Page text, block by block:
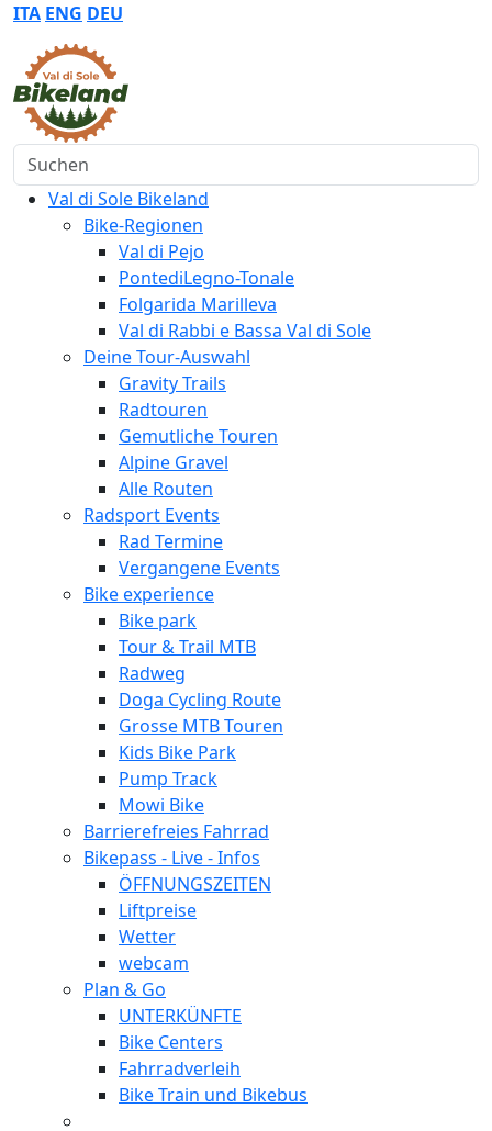
ITA ENG DEU
Suchen
Val di Sole Bikeland
Bike-Regionen
Val di Pejo
PontediLegno-Tonale
Folgarida Marilleva
Val di Rabbi e Bassa Val di Sole
Deine Tour-Auswahl
Gravity Trails
Radtouren
Gemutliche Touren
Alpine Gravel
Alle Routen
Radsport Events
Rad Termine
Vergangene Events
Bike experience
Bike park
Tour & Trail MTB
Radweg
Doga Cycling Route
Grosse MTB Touren
Kids Bike Park
Pump Track
Mowi Bike
Barrierefreies Fahrrad
Bikepass - Live - Infos
ÖFFNUNGSZEITEN
Liftpreise
Wetter
webcam
Plan & Go
UNTERKÜNFTE
Bike Centers
Fahrradverleih
Bike Train und Bikebus